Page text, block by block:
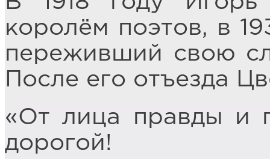
королём поэтов, в
переживший свою
После его отъезда
«От лица правды и
дорогой!